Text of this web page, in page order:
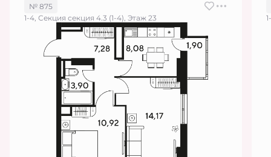
№ 875
1-4, Секция секция 4.3 (1-4), Этаж 23